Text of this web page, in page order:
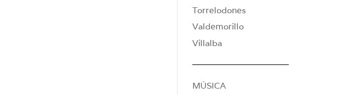
Torrelodones
Valdemorillo
Villalba
MÚSICA